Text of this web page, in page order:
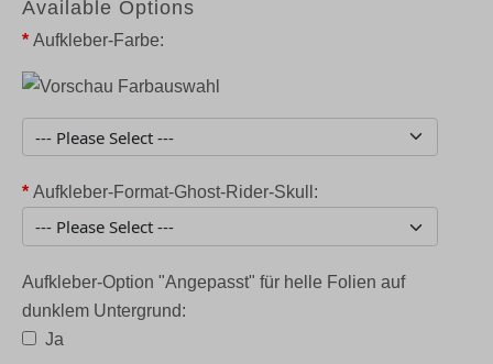
Available Options
* Aufkleber-Farbe:
* Aufkleber-Format-Ghost-Rider-Skull:
Aufkleber-Option "Angepasst" für helle Folien auf
dunklem Untergrund:
Ja